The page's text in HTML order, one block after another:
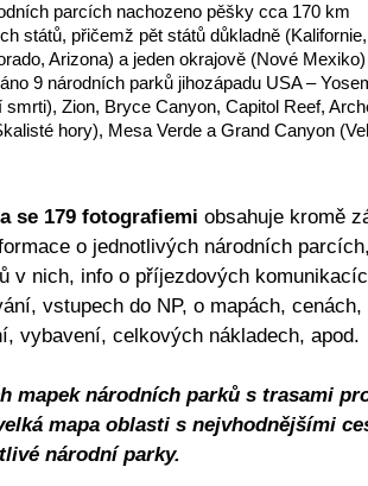
parcích nachozeno pěšky cca 170 km
států, přičemž pět států důkladně (Kalifornie,
Arizona) a jeden okrajově (Nové Mexiko)
9 národních parků jihozápadu USA –
smrti), Zion, Bryce Canyon, Capitol Reef,
hory), Mesa Verde a Grand Canyon
se 179 fotografiemi obsahuje kromě
o jednotlivých národních
v nich, info o příjezdových
vstupech do NP, o mapách, cenách,
vybavení, celkových nákladech, apod.
mapek národních parků s trasami
mapa oblasti s nejvhodnějšími
národní parky.